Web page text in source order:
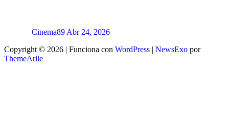
Cinema89 Abr 24, 2026
Copyright © 2026 | Funciona con WordPress | NewsExo por
ThemeArile